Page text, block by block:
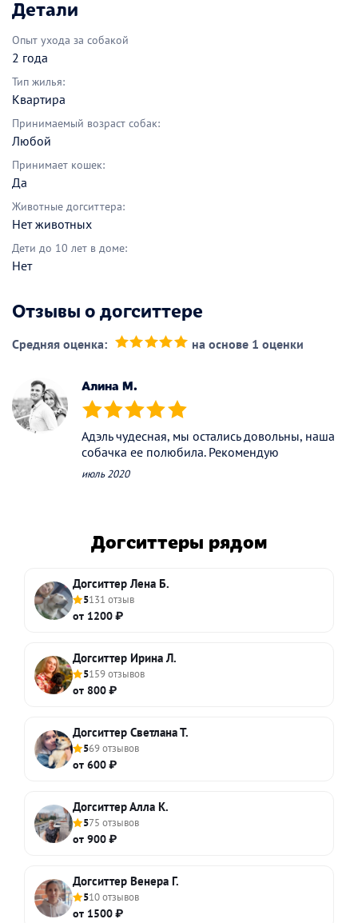
Детали
Опыт ухода за собакой
2 года
Тип жилья:
Квартира
Принимаемый возраст собак:
Любой
Принимает кошек:
Да
Животные догситтера:
Нет животных
Дети до 10 лет в доме:
Нет
Отзывы о догситтере
Средняя оценка: на основе 1 оценки
Алина М.
(*) (*) (*) (*) (*)
Адэль чудесная, мы остались довольны, наша
собачка ее полюбила. Рекомендую
июль 2020
Догситтеры рядом
Догситтер Лена Б.
5131 отзыв
от 1200 ₽
Догситтер Ирина Л.
5159 отзывов
от 800 ₽
Догситтер Светлана Т.
569 отзывов
от 600 ₽
Догситтер Алла К.
575 отзывов
от 900 ₽
Догситтер Венера Г.
510 отзывов
от 1500 ₽